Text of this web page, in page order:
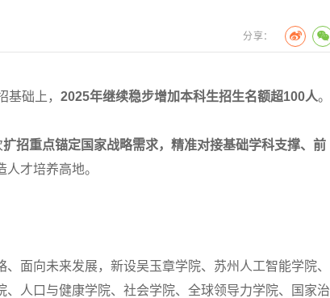
分享：
础上， 2025年继续稳步增加本科生招生名额超100人。
扩招重点锚定国家战略需求，精准对接基础学科支撑、前
人才培养高地。
向未来发展，新设吴玉章学院、苏州人工智能学院、
人口与健康学院、社会学院、全球领导力学院、国家治